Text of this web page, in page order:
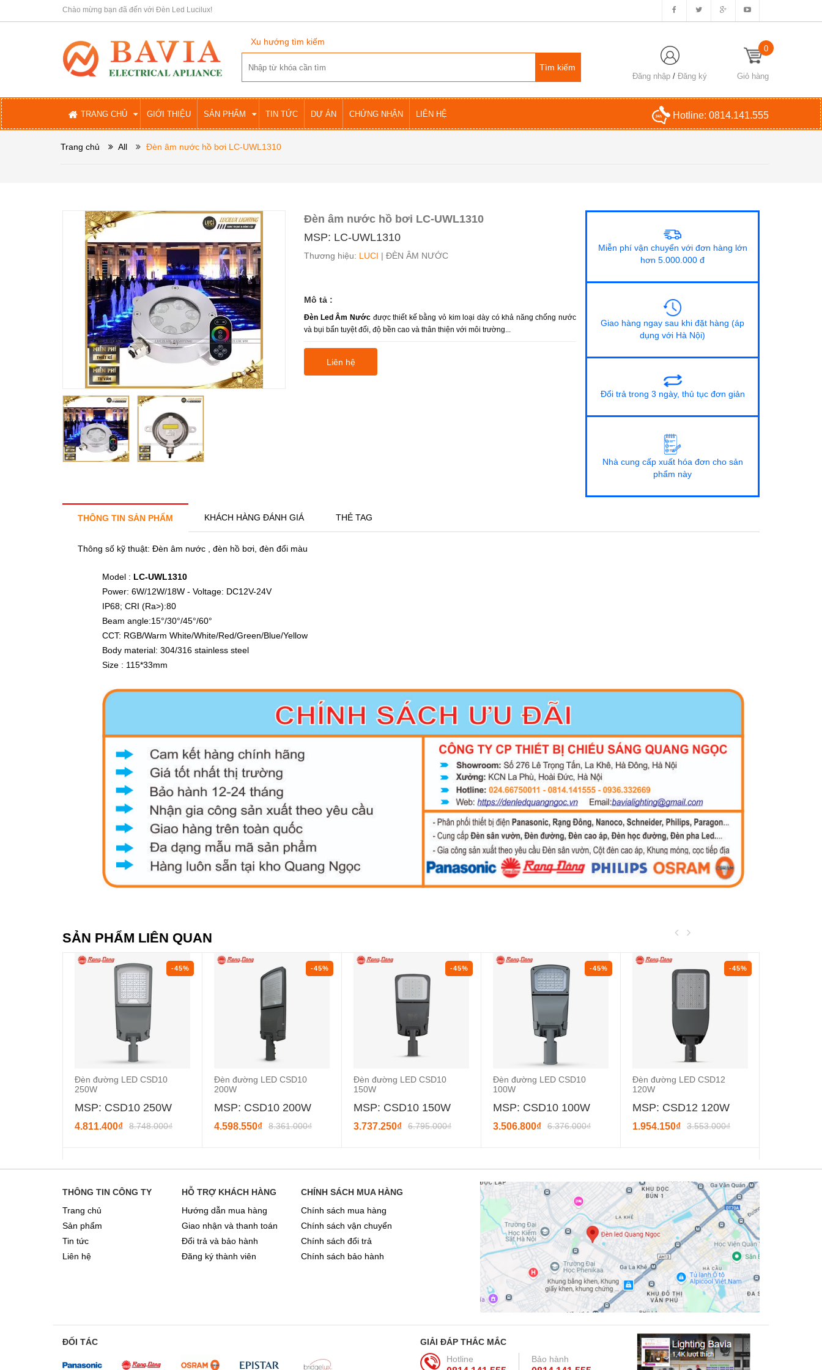
Chào mừng bạn đã đến với Đèn Led Lucilux!
Xu hướng tìm kiếm
Đăng nhập /Đăng ký Giỏ hàng
0
TRANG CHỦ GIỚI THIỆU SẢN PHẨM TIN TỨC DỰ ÁN CHỨNG NHẬN LIÊN HỆ Hotline: 0814.141.555
Trang chủ All Đèn âm nước hồ bơi LC-UWL1310
Đèn âm nước hồ bơi LC-UWL1310
MSP: LC-UWL1310
Thương hiệu: LUCI | ĐÈN ÂM NƯỚC
Mô tả :
Đèn Led Âm Nướcđược thiết kế bằng vỏ kim loại dày có khả năng chống nước
và bụi bẩn tuyệt đối, độ bền cao và thân thiện với môi trường...
Liên hệ
Miễn phí vận chuyển với đơn hàng lớn
hơn 5.000.000 đ
Giao hàng ngay sau khi đặt hàng (áp
dụng với Hà Nội)
Đổi trả trong 3 ngày, thủ tục đơn giản
Nhà cung cấp xuất hóa đơn cho sản
phẩm này
THÔNG TIN SẢN PHẨM KHÁCH HÀNG ĐÁNH GIÁ THẺ TAG
Thông số kỹ thuật: Đèn âm nước , đèn hồ bơi, đèn đổi màu
Model : LC-UWL1310
Power: 6W/12W/18W - Voltage: DC12V-24V
IP68; CRI (Ra>):80
Beam angle:15°/30°/45°/60°
CCT: RGB/Warm White/White/Red/Green/Blue/Yellow
Body material: 304/316 stainless steel
Size : 115*33mm
SẢN PHẨM LIÊN QUAN
-45%
Đèn đường LED CSD10
250W
MSP: CSD10 250W
4.811.400₫ 8.748.000₫
-45%
Đèn đường LED CSD10
200W
MSP: CSD10 200W
4.598.550₫ 8.361.000₫
-45%
Đèn đường LED CSD10
150W
MSP: CSD10 150W
3.737.250₫ 6.795.000₫
-45%
Đèn đường LED CSD10
100W
MSP: CSD10 100W
3.506.800₫ 6.376.000₫
-45%
Đèn đường LED CSD12
120W
MSP: CSD12 120W
1.954.150₫ 3.553.000₫
THÔNG TIN CÔNG TY
Trang chủ
Sản phẩm
Tin tức
Liên hệ
HỖ TRỢ KHÁCH HÀNG
Hướng dẫn mua hàng
Giao nhận và thanh toán
Đổi trả và bảo hành
Đăng ký thành viên
CHÍNH SÁCH MUA HÀNG
Chính sách mua hàng
Chính sách vận chuyển
Chính sách đổi trả
Chính sách bảo hành
ĐỐI TÁC
GIẢI ĐÁP THẮC MẮC
Hotline
Bảo hành